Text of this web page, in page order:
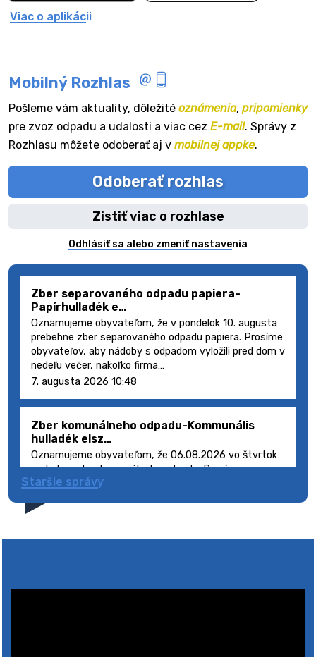
Viac o aplikácii
Mobilný Rozhlas
Pošleme vám aktuality, dôležité oznámenia, pripomienky
pre zvoz odpadu a udalosti a viac cez E-mail. Správy z
Rozhlasu môžete odoberať aj v mobilnej appke.
Odoberať rozhlas
Zistiť viac o rozhlase
Odhlásiť sa alebo zmeniť nastavenia
Zber separovaného odpadu papiera-
Papírhulladék e…
Oznamujeme obyvateľom, že v pondelok 10. augusta
prebehne zber separovaného odpadu papiera. Prosíme
obyvateľov, aby nádoby s odpadom vyložili pred dom v
nedeľu večer, nakoľko firma…
7. augusta 2026 10:48
Zber komunálneho odpadu-Kommunális
hulladék elsz…
Oznamujeme obyvateľom, že 06.08.2026 vo štvrtok
prebehne zber komunálneho odpadu. Prosíme
obyvateľov, aby smetné nádoby s odpadom vyložili
5. augusta 2026 08:41
Staršie správy